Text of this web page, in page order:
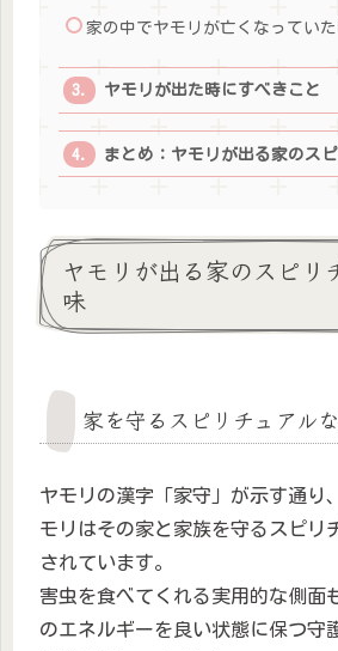
家の中でヤモリが亡くなってい
ヤモリが出た時にすべきこと
まとめ：ヤモリが出る家のス
ヤモリが出る家のスピリ
味
家を守るスピリチュアル
ヤモリの漢字「家守」が示す通り
モリはその家と家族を守るスピリ
されています。
害虫を食べてくれる実用的な側面
のエネルギーを良い状態に保つ守